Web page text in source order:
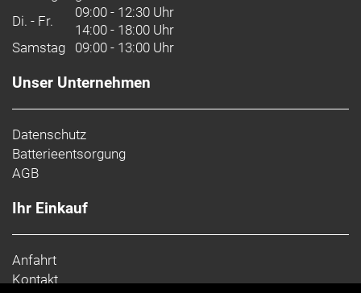
Di. - Fr.
09:00 - 12:30 Uhr
14:00 - 18:00 Uhr
Samstag 09:00 - 13:00 Uhr
Unser Unternehmen
Datenschutz
Batterieentsorgung
AGB
Ihr Einkauf
Anfahrt
Kontakt